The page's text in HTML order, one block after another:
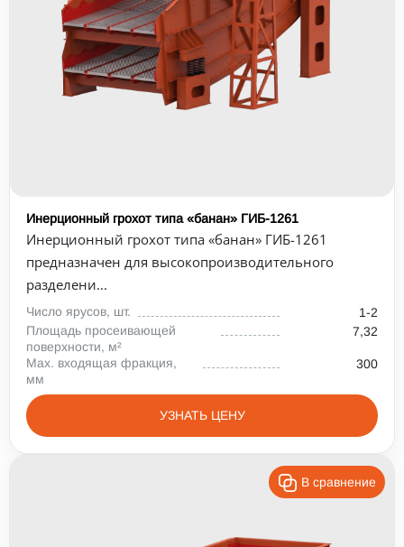
Инерционный грохот типа «банан» ГИБ-1261
Инерционный грохот типа «банан» ГИБ-1261
предназначен для высокопроизводительного
разделени...
Число ярусов, шт.
1-2
Площадь просеивающей
поверхности, м²
7,32
Max. входящая фракция,
мм
300
УЗНАТЬ ЦЕНУ
В сравнение